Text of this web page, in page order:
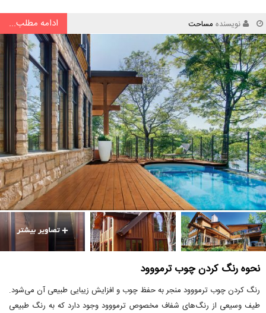
نویسنده مساحت ادامه مطلب...
نحوه رنگ کردن چوب ترمووود
رنگ کردن چوب ترمووود منجر به حفظ چوب و افزایش زیبایی طبیعی آن می‌شود.
طیف وسیعی از رنگ‌های شفاف مخصوص ترمووود وجود دارد که به رنگ طبیعی